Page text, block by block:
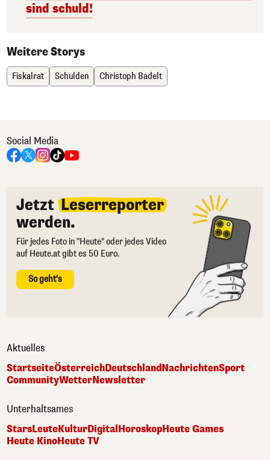
sind schuld!
Weitere Storys
Fiskalrat Schulden Christoph Badelt
Social Media
Jetzt Leserreporter
werden.
Für jedes Foto in "Heute" oder jedes Video
auf Heute.at gibt es 50 Euro.
So geht's
Aktuelles
StartseiteÖsterreichDeutschlandNachrichtenSport
CommunityWetterNewsletter
Unterhaltsames
StarsLeuteKulturDigitalHoroskopHeute Games
Heute KinoHeute TV